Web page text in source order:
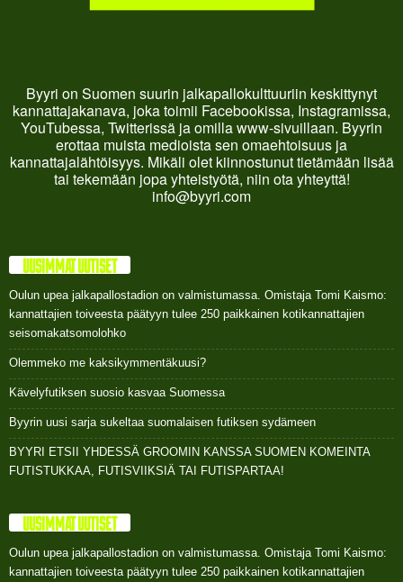
Byyri on Suomen suurin jalkapallokulttuuriin keskittynyt
kannattajakanava, joka toimii Facebookissa, Instagramissa,
YouTubessa, Twitterissä ja omilla www-sivuillaan. Byyrin
erottaa muista medioista sen omaehtoisuus ja
kannattajalähtöisyys. Mikäli olet kiinnostunut tietämään lisää
tai tekemään jopa yhteistyötä, niin ota yhteyttä!
info@byyri.com
UUSIMMAT UUTISET
Oulun upea jalkapallostadion on valmistumassa. Omistaja Tomi Kaismo:
kannattajien toiveesta päätyyn tulee 250 paikkainen kotikannattajien
seisomakatsomolohko
Olemmeko me kaksikymmentäkuusi?
Kävelyfutiksen suosio kasvaa Suomessa
Byyrin uusi sarja sukeltaa suomalaisen futiksen sydämeen
BYYRI ETSII YHDESSÄ GROOMIN KANSSA SUOMEN KOMEINTA
FUTISTUKKAA, FUTISVIIKSIÄ TAI FUTISPARTAA!
UUSIMMAT UUTISET
Oulun upea jalkapallostadion on valmistumassa. Omistaja Tomi Kaismo:
kannattajien toiveesta päätyyn tulee 250 paikkainen kotikannattajien